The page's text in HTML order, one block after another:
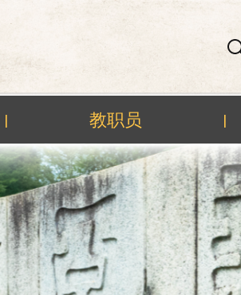
| 教职员 |